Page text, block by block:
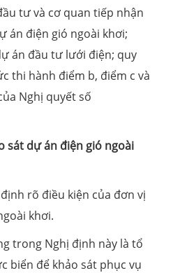
tư và cơ quan tiếp nhận
án điện gió ngoài khơi;
án đầu tư lưới điện; quy
thi hành điểm b, điểm c và
Nghị quyết số
sát dự án điện gió ngoài
rõ điều kiện của đơn vị
khơi.
trong Nghị định này là tổ
biển để khảo sát phục vụ